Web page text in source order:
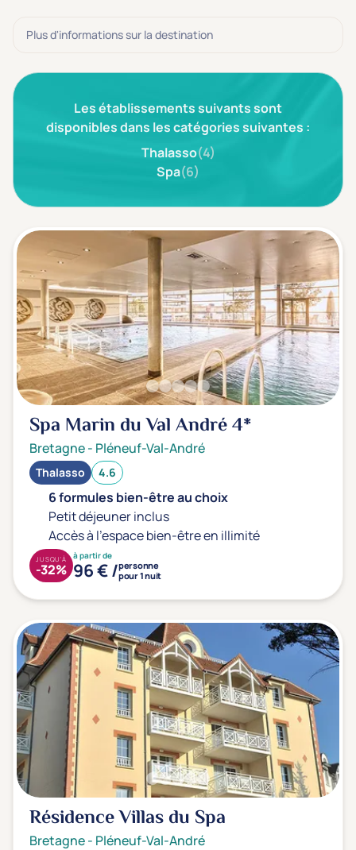
D'après notre partenaire Avis-Vérifiés
(0)
Excellent: 4+
Envie de
Ville
(0)
Montagne
(0)
Campagne
(0)
Type de séjour
Thalasso Thermal Spa Spa
Thématiques bien-être
Accès à l'espace bien-être
Massage, détente, Rituel du monde
Remise en forme
(0)
Gestion du stress / sommeil
(0)
Spécial dos
(0)
Prévention santé
Sport
Yoga
Offres spéciales
Vente Flash & Promo
Plus d'informations sur la destination
Les établissements suivants sont
disponibles dans les catégories suivantes :
Thalasso(4)
Spa(6)
Spa Marin du Val André4*
Bretagne- Pléneuf-Val-André
Thalasso 4.6
6 formules bien-être au choix
Petit déjeuner inclus
Accès à l'espace bien-être en illimité
à partir de
96 € /personne
pour 1 nuit
JUSQU'À
-32%
Résidence Villas du Spa
Bretagne- Pléneuf-Val-André